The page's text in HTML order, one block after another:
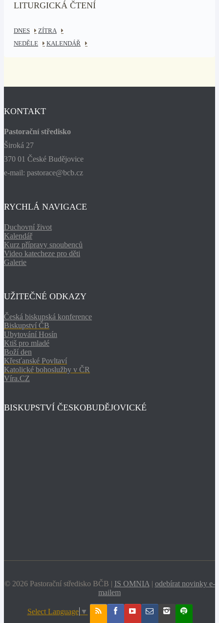
LITURGICKÁ ČTENÍ
DNES
ZÍTRA
NEDĚLE
KALENDÁŘ
KONTAKT
Pastorační středisko
Široká 27
370 01 České Budějovice
e-mail: pastorace@bcb.cz
RYCHLÁ NAVIGACE
Duchovní život
Kalendář
Kurz přípravy snoubenců
Video katecheze pro děti
Galerie
UŽITEČNÉ ODKAZY
Česká biskupská konference
Biskupství ČB
Ubytování Hosín
Ktiš pro mladé
Boží den
Křesťanské Povltaví
Katolické bohoslužby v ČR
Víra.CZ
BISKUPSTVÍ ČESKOBUDĚJOVICKÉ
© 2026 Pastorační středisko BČB | IS OMNIA | odebírat novinky e-
mailem
Select Language ▼